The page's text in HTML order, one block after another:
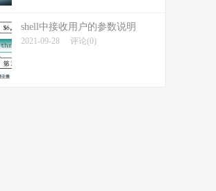
shell中接收用户的参数说明
2021-09-28 评论(0)